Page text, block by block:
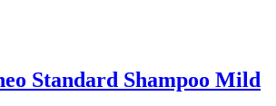
Standard Shampoo Mild